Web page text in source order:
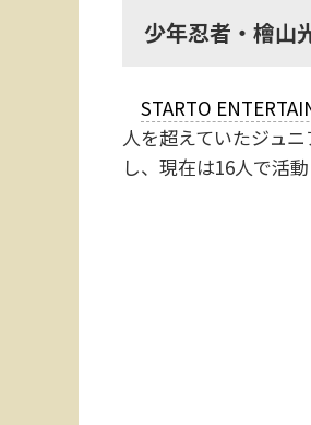
少年忍者・檜山
STARTO
人を超えていたジュ
し、現在は16人で活動